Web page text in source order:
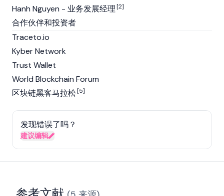
Hanh Nguyen - 业务发展经理[2]
合作伙伴和投资者
Traceto.io
Kyber Network
Trust Wallet
World Blockchain Forum
区块链黑客马拉松[5]
发现错误了吗？
建议编辑